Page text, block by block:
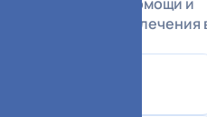
стандарты лечения